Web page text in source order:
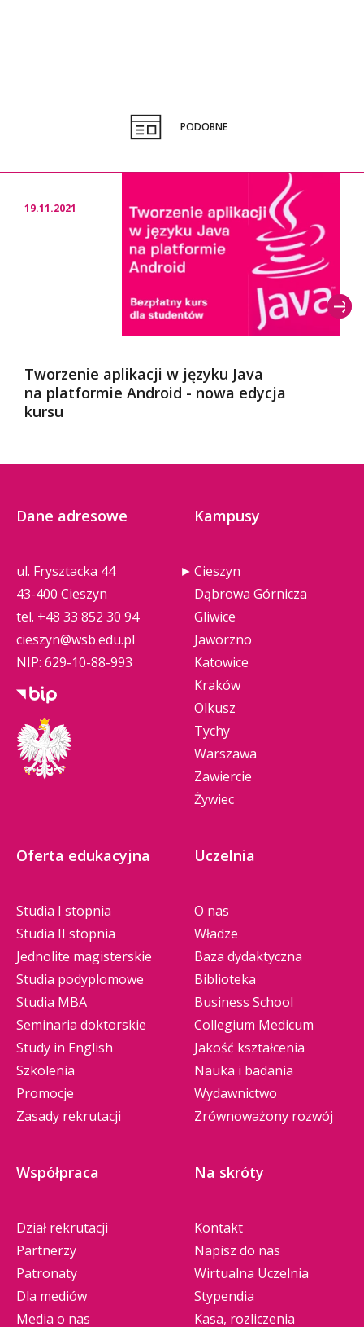
PODOBNE
19.11.2021
Tworzenie aplikacji w języku Java
na platformie Android - nowa edycja
kursu
Dane adresowe
ul. Frysztacka 44
43-400 Cieszyn
tel. +48 33 852 30 94
cieszyn@wsb.edu.pl
NIP: 629-10-88-993
Kampusy
Cieszyn
Dąbrowa Górnicza
Gliwice
Jaworzno
Katowice
Kraków
Olkusz
Tychy
Warszawa
Zawiercie
Żywiec
Oferta edukacyjna
Studia I stopnia
Studia II stopnia
Jednolite magisterskie
Studia podyplomowe
Studia MBA
Seminaria doktorskie
Study in English
Szkolenia
Promocje
Zasady rekrutacji
Uczelnia
O nas
Władze
Baza dydaktyczna
Biblioteka
Business School
Collegium Medicum
Jakość kształcenia
Nauka i badania
Wydawnictwo
Zrównoważony rozwój
Współpraca
Dział rekrutacji
Partnerzy
Patronaty
Dla mediów
Media o nas
Na skróty
Kontakt
Napisz do nas
Wirtualna Uczelnia
Stypendia
Kasa, rozliczenia